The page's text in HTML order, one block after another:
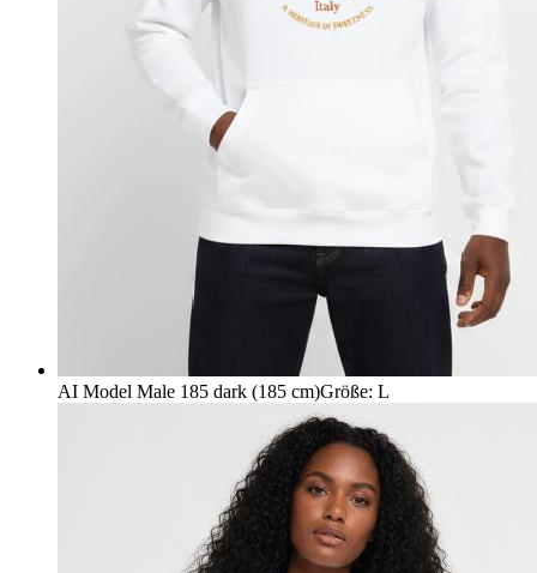
AI Model Male 185 dark (185 cm)Größe: L